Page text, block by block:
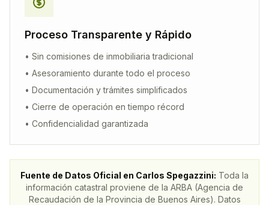
Proceso Transparente y Rápido
• Sin comisiones de inmobiliaria tradicional
• Asesoramiento durante todo el proceso
• Documentación y trámites simplificados
• Cierre de operación en tiempo récord
• Confidencialidad garantizada
Fuente de Datos Oficial en Carlos Spegazzini: Toda la
información catastral proviene de la ARBA (Agencia de
Recaudación de la Provincia de Buenos Aires). Datos